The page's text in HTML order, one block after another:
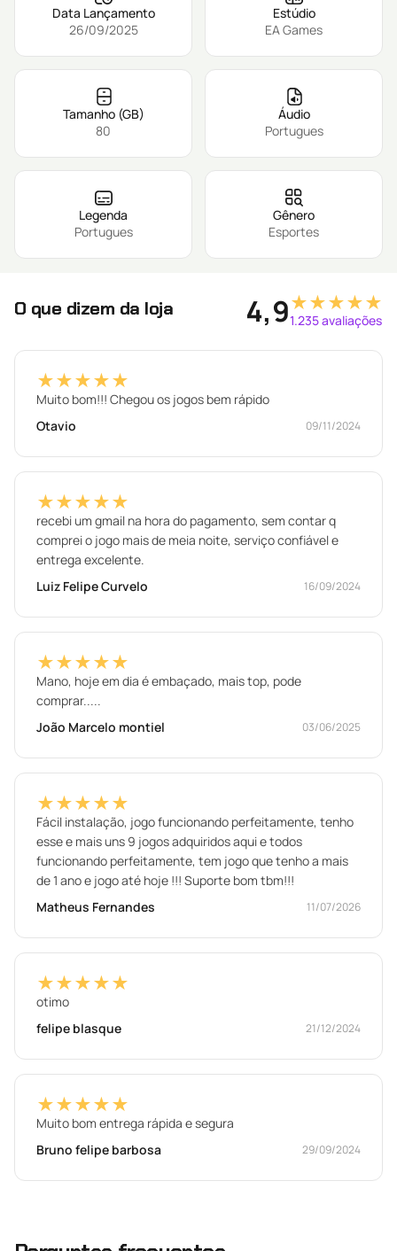
Data Lançamento
26/09/2025
Estúdio
EA Games
Tamanho (GB)
80
Áudio
Portugues
Legenda
Portugues
Gênero
Esportes
O que dizem da loja 4,9★★★★★
1.235 avaliações
★★★★★
Muito bom!!! Chegou os jogos bem rápido
Otavio
09/11/2024
★★★★★
recebi um gmail na hora do pagamento, sem contar q
comprei o jogo mais de meia noite, serviço confiável e
entrega excelente.
Luiz Felipe Curvelo
16/09/2024
★★★★★
Mano, hoje em dia é embaçado, mais top, pode
comprar.....
João Marcelo montiel
03/06/2025
★★★★★
Fácil instalação, jogo funcionando perfeitamente, tenho
esse e mais uns 9 jogos adquiridos aqui e todos
funcionando perfeitamente, tem jogo que tenho a mais
de 1 ano e jogo até hoje !!! Suporte bom tbm!!!
Matheus Fernandes
11/07/2026
★★★★★
otimo
felipe blasque
21/12/2024
★★★★★
Muito bom entrega rápida e segura
Bruno felipe barbosa
29/09/2024